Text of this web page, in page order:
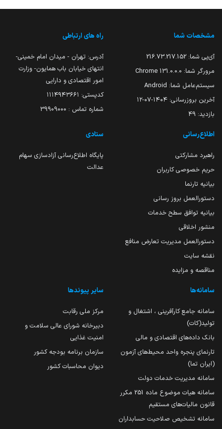
مشخصات شما
آی‌پی شما: 216.73.217.152
مرورگر شما: 131.0.0.0 Chrome
سیستم‌عامل شما: Android
آخرین بروزرسانی: ۱۴۰۴-۰۷-۱۲
بازدید: 49
راه های ارتباطی
آدرس: تهران - میدان امام خمینی-
انتهای خیابان باب همایون- وزارت
امور اقتصادی و دارایی
کدپستی: ۱۱۱۴۹۴۳۶۶۱
شماره تماس : 39909000
اطلاع‌رسانی
راهبرد مشارکتی
حریم خصوصی کاربران
بیانیه تارنما
دستورالعمل بروز رسانی
بیانیه توافق سطح خدمات
منشور اخلاقی
دستورالعمل مدیریت تعارض منافع
نقشه سایت
مناقصه و مزایده
ستادی
پایگاه اطلاع‌رسانی آزادسازی سهام
عدالت
سامانه‌ها
سامانه جامع کارآفرینی ، اشتغال و
تولید(کات)
بانک داده‌های اقتصادی و مالی
تارنمای پنجره واحد محیط‌های آزمون
(ایران تما)
سامانه مدیریت خدمات دولت
سامانه هیات موضوع ماده 251 مکرر
قانون مالیات‌های مستقیم
سامانه تشخیص صلاحیت حسابداران
سایر پیوندها
مرکز ملی رقابت
دبیرخانه شورای عالی سلامت و
امنیت غذایی
سازمان برنامه بودجه کشور
دیوان محاسبات کشور